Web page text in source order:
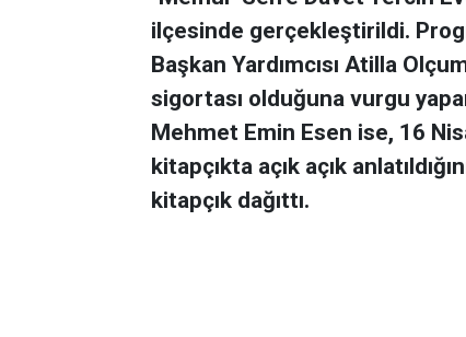
ilçesinde gerçekleştirildi.
Başkan Yardımcısı Atilla
sigortası olduğuna vurgu
Mehmet Emin Esen ise, 16
kitapçıkta açık açık
kitapçık dağıttı.